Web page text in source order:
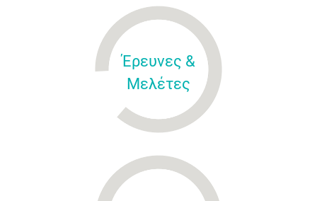
Έρευνες &
Μελέτες